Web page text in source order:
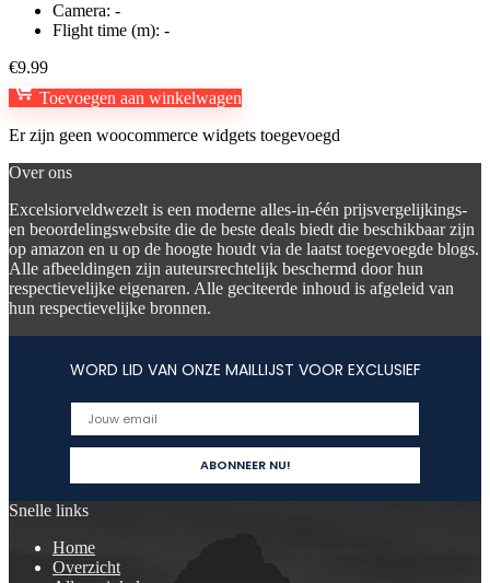
Camera: -
Flight time (m): -
€9.99
Toevoegen aan winkelwagen
Er zijn geen woocommerce widgets toegevoegd
Over ons
Excelsiorveldwezelt is een moderne alles-in-één prijsvergelijkings-
en beoordelingswebsite die de beste deals biedt die beschikbaar zijn
op amazon en u op de hoogte houdt via de laatst toegevoegde blogs.
Alle afbeeldingen zijn auteursrechtelijk beschermd door hun
respectievelijke eigenaren. Alle geciteerde inhoud is afgeleid van
hun respectievelijke bronnen.
WORD LID VAN ONZE MAILLIJST VOOR EXCLUSIEF
Snelle links
Home
Overzicht